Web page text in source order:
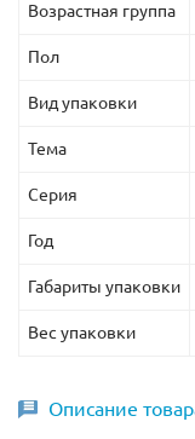
Возрастная группа
Пол
Вид упаковки
Тема
Серия
Год
Габариты упаковки
Вес упаковки
Описание